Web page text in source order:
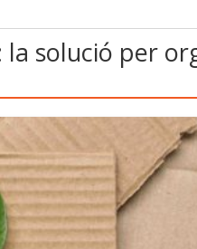
la solució per